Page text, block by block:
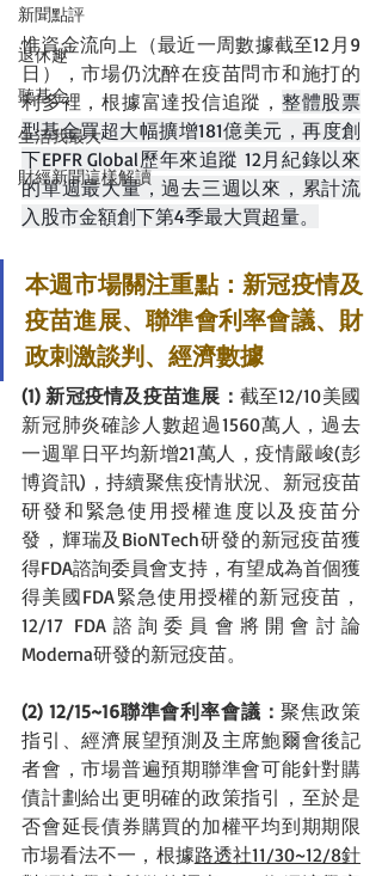
新聞點評
退休趣
聽基金
生活我最大
財經新聞這樣解讀
惟資金流向上（最近一周數據截至12月9
日），市場仍沈醉在疫苗問市和施打的
利多裡，根據富達投信追蹤， 整體股票
型基金買超大幅擴增181億美元，再度創
下EPFR Global歷年來追蹤 12月紀錄以來
的單週最大量，過去三週以來，累計流
入股市金額創下第4季最大買超量。
本週市場關注重點：新冠疫情及
疫苗進展、聯準會利率會議、財
政刺激談判、經濟數據
(1) 新冠疫情及疫苗進展： 截至12/10美國
新冠肺炎確診人數超過1560萬人，過去
一週單日平均新增21萬人，疫情嚴峻(彭
博資訊)，持續聚焦疫情狀況、新冠疫苗
研發和緊急使用授權進度以及疫苗分
發，輝瑞及BioNTech研發的新冠疫苗獲
得FDA諮詢委員會支持，有望成為首個獲
得美國FDA緊急使用授權的新冠疫苗，
12/17 FDA諮詢委員會將開會討論
Moderna研發的新冠疫苗。
(2) 12/15~16聯準會利率會議：聚焦政策
指引、經濟展望預測及主席鮑爾會後記
者會，市場普遍預期聯準會可能針對購
債計劃給出更明確的政策指引，至於是
否會延長債券購買的加權平均到期期限
市場看法不一，根據路透社11/30~12/8針